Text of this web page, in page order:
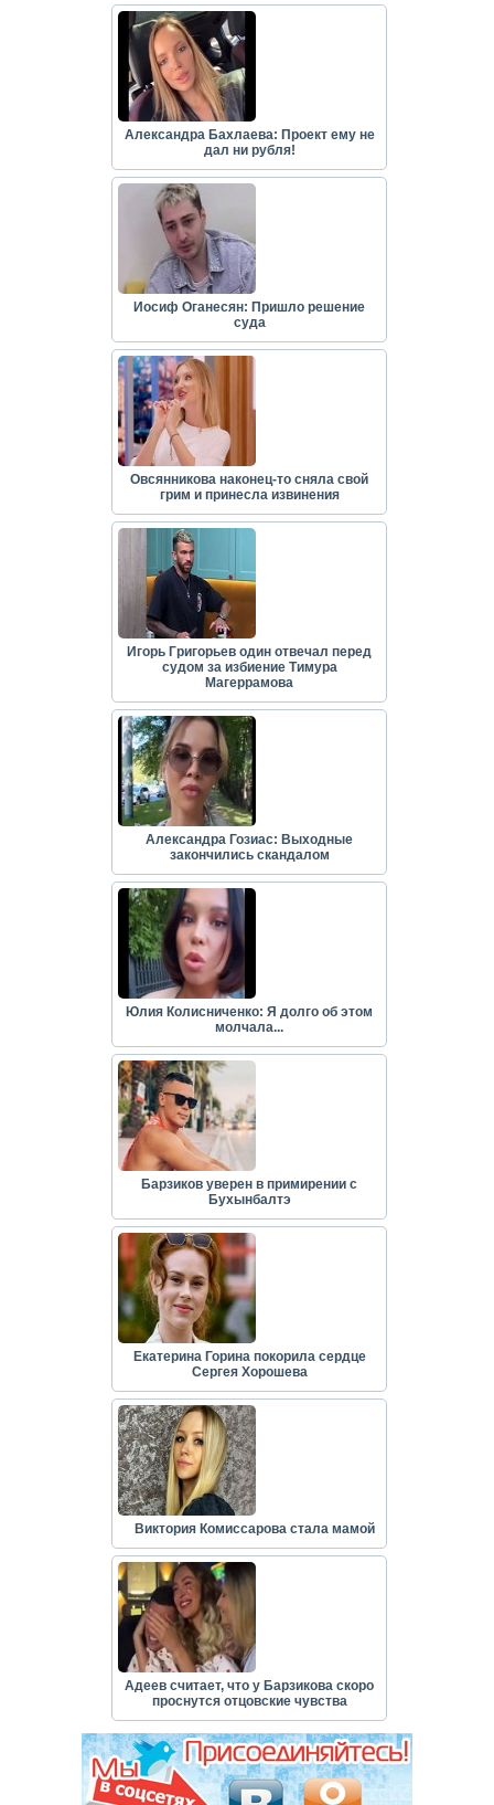
Александра Бахлаева: Проект ему не
дал ни рубля!
Иосиф Оганесян: Пришло решение
суда
Овсянникова наконец-то сняла свой
грим и принесла извинения
Игорь Григорьев один отвечал перед
судом за избиение Тимура
Магеррамова
Александра Гозиас: Выходные
закончились скандалом
Юлия Колисниченко: Я долго об этом
молчала...
Барзиков уверен в примирении с
Бухынбалтэ
Екатерина Горина покорила сердце
Сергея Хорошева
Виктория Комиссарова стала мамой
Адеев считает, что у Барзикова скоро
проснутся отцовские чувства